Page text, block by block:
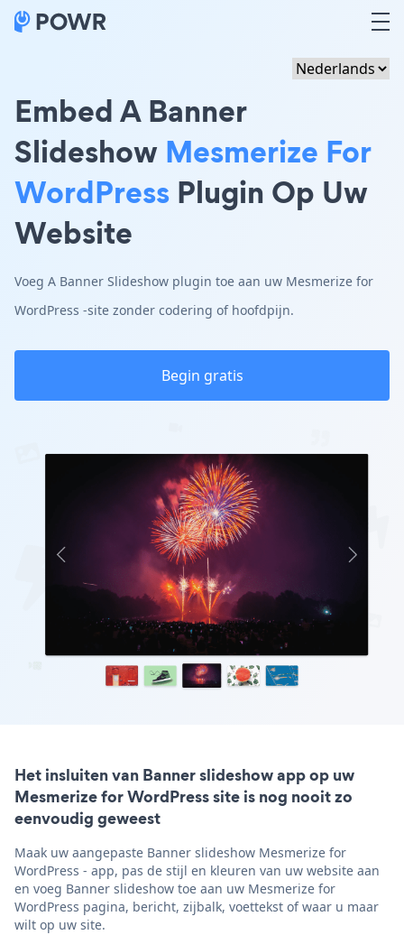
Embed A Banner
Slideshow Mesmerize For
WordPress Plugin Op Uw
Website
Voeg A Banner Slideshow plugin toe aan uw Mesmerize for
WordPress -site zonder codering of hoofdpijn.
Begin gratis
Het insluiten van Banner slideshow app op uw
Mesmerize for WordPress site is nog nooit zo
eenvoudig geweest
Maak uw aangepaste Banner slideshow Mesmerize for
WordPress - app, pas de stijl en kleuren van uw website aan
en voeg Banner slideshow toe aan uw Mesmerize for
WordPress pagina, bericht, zijbalk, voettekst of waar u maar
wilt op uw site.